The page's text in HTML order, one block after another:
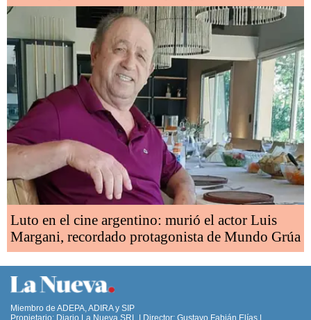
Luto en el cine argentino: murió el actor Luis
Margani, recordado protagonista de Mundo Grúa
Miembro de ADEPA, ADIRA y SIP
Propietario: Diario La Nueva SRL | Director: Gustavo Fabián Elías |